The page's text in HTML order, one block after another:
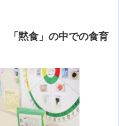
「黙食」の中での食育